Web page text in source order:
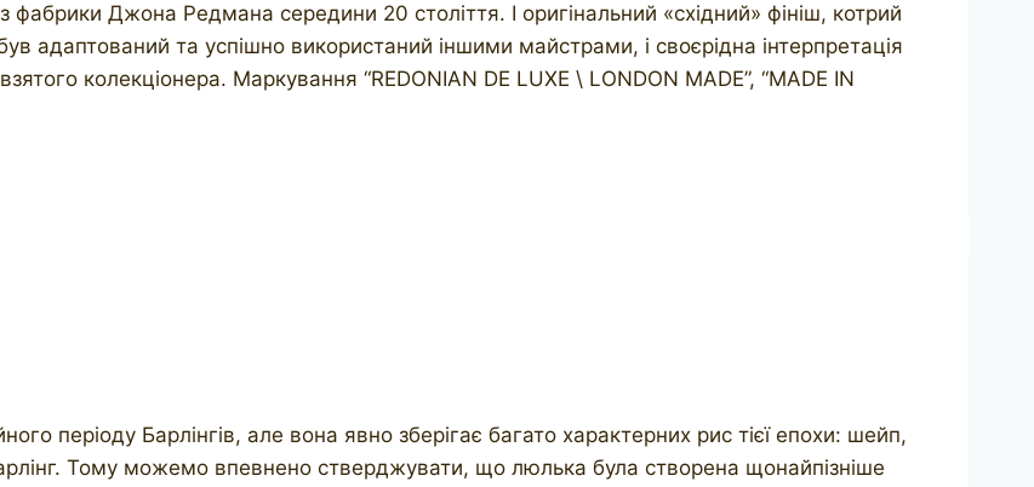
Джона Редмана середини 20 століття. І оригінальний «східний» фініш, котрий
адаптований та успішно використаний іншими майстрами, і своєрідна інтерпретація
колекціонера. Маркування “REDONIAN DE LUXE \ LONDON MADE”, “MADE IN
періоду Барлінгів, але вона явно зберігає багато характерних рис тієї епохи: шейп,
Тому можемо впевнено стверджувати, що люлька була створена щонайпізніше